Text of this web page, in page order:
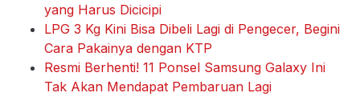
yang Harus Dicicipi
LPG 3 Kg Kini Bisa Dibeli Lagi di Pengecer, Begini
Cara Pakainya dengan KTP
Resmi Berhenti! 11 Ponsel Samsung Galaxy Ini
Tak Akan Mendapat Pembaruan Lagi